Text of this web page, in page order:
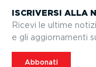
ISCRIVERSI ALLA
Ricevi le ultime
e gli aggior­na­menti
Abbonati